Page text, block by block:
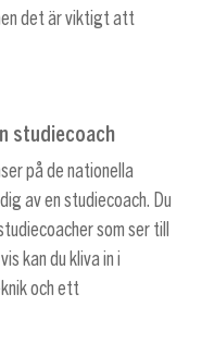
det är viktigt att
studiecoach
på de nationella
av en studiecoach. Du
som ser till
kan du kliva in i
och ett